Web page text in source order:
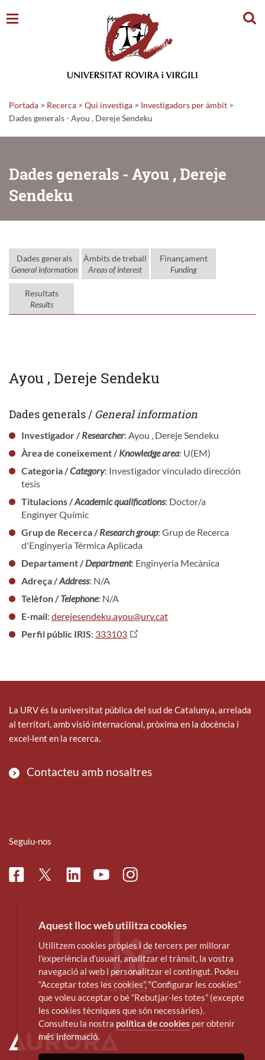
Portada > Recerca > Qui investiga > Investigadors per àmbit >
Dades generals - Ayou , Dereje Sendeku
Dades generals - Ayou , Dereje
Sendeku
Dades generals
General information
Àmbits de treball
Areas of interest
Finançament
Funding
Resultats
Results
Ayou , Dereje Sendeku
Dades generals / General information
Investigador /Researcher: Ayou , Dereje Sendeku
Àrea de coneixement /Knowledge area: U(EM)
Categoria /Category: Investigador vinculado dirección
tesis
Titulacions /Academic qualifications: Doctor/a
Enginyer Químic
Grup de Recerca /Research group: Grup de Recerca
d'Enginyeria Térmica Aplicada
Departament /Department: Enginyeria Mecànica
Adreça /Address: N/A
Telèfon /Telephone: N/A
E-mail: derejesendeku.ayou@urv.cat
Perfil públic IRIS: 333103
La URV és la universitat pública del sud de Catalunya, arrelada
al territori, amb visió internacional, pròxima en la docència i
excel·lent en la recerca.
Contacteu amb nosaltres
Seguiu-nos
FacebookTwitterLinkedinYoutubeInstagram
Aquest lloc web utilitza cookies
Utilitzem cookies pròpies i de tercers per millorar
l’experiència d’usuari, analitzar el trànsit, la vostra
navegació al web i personalitzar el contingut. Podeu
“Acceptar totes les cookies”, “Configurar les cookies”
que voleu acceptar o bé “Rebutjar-les totes” (excepte
les cookies tècniques que són necessàries).
Consulteu la nostra política de cookies per obtenir
més informació.